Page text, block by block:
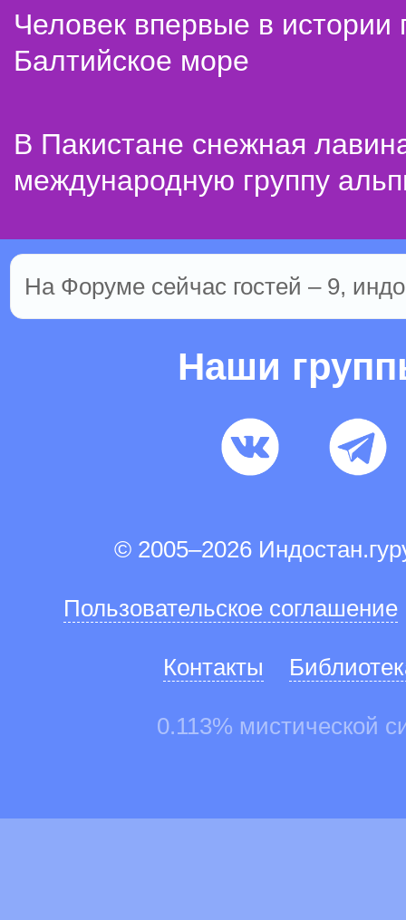
Человек впервые в истории
Балтийское море
В Пакистане снежная
международную группу
На Форуме сейчас гостей – 9,
Наши
© 2005–2026
Пользовательское соглашение
Контакты
0.113% мистической